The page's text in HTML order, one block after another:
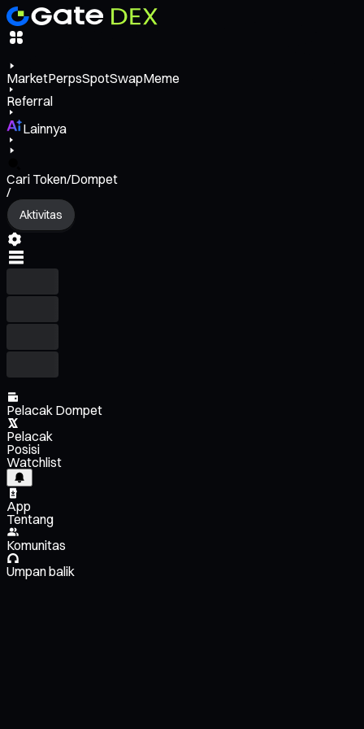
MarketPerpsSpotSwapMeme
Referral
Lainnya
Cari Token/Dompet
/
Aktivitas
Pelacak Dompet
Pelacak
Posisi
Watchlist
App
Tentang
Komunitas
Umpan balik